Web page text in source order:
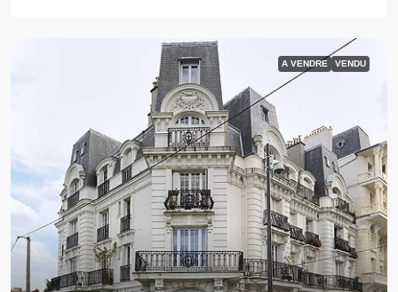
A VENDRE VENDU